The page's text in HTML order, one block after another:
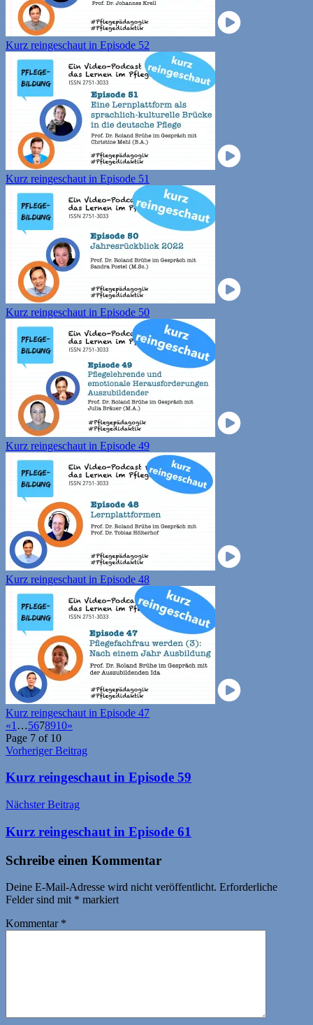
Kurz reingeschaut in Episode 52
Kurz reingeschaut in Episode 51
Kurz reingeschaut in Episode 50
Kurz reingeschaut in Episode 49
Kurz reingeschaut in Episode 48
Kurz reingeschaut in Episode 47
«1 …5678910»
Page 7 of 10
Beitragsnavigation
Vorheriger Beitrag
Kurz reingeschaut in Episode 59
Nächster Beitrag
Kurz reingeschaut in Episode 61
Schreibe einen Kommentar
Deine E-Mail-Adresse wird nicht veröffentlicht. Erforderliche
Felder sind mit * markiert
Kommentar *